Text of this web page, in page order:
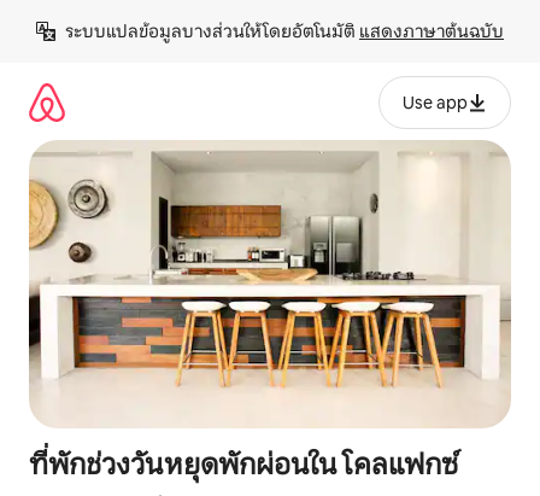
เนื้อหา
ระบบแปลข้อมูลบางส่วนให้โดยอัตโนมัติ แสดงภาษาต้นฉบับ
Use app
ที่พักช่วงวันหยุดพักผ่อนใน โคลแฟกซ์